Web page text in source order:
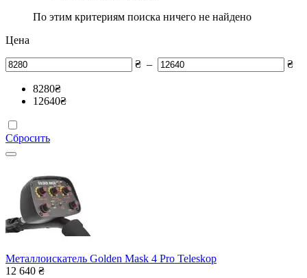
По этим критериям поиска ничего не найдено
Цена
₴ – ₴
8280₴
12640₴
Сбросить
Металлоискатель Golden Mask 4 Pro Teleskop
12 640 ₴